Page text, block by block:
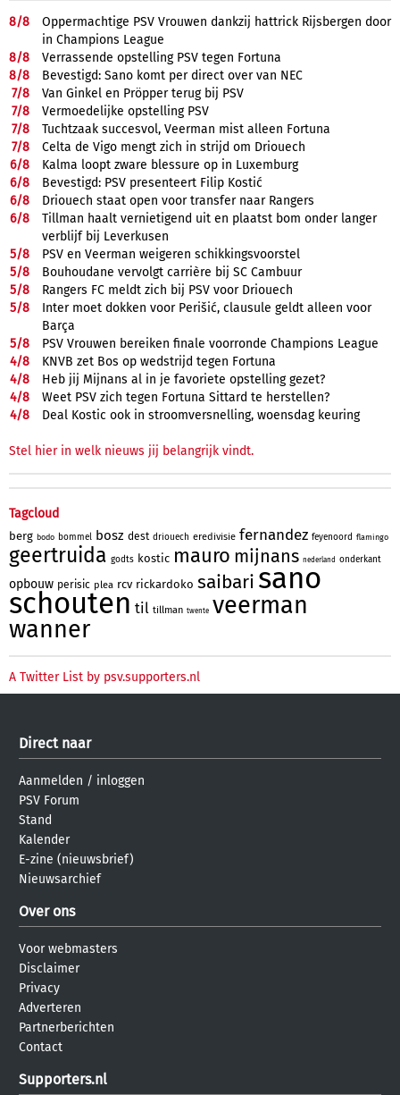
8/8
Oppermachtige PSV Vrouwen dankzij hattrick Rijsbergen door
in Champions League
8/8
Verrassende opstelling PSV tegen Fortuna
8/8
Bevestigd: Sano komt per direct over van NEC
7/8
Van Ginkel en Pröpper terug bij PSV
7/8
Vermoedelijke opstelling PSV
7/8
Tuchtzaak succesvol, Veerman mist alleen Fortuna
7/8
Celta de Vigo mengt zich in strijd om Driouech
6/8
Kalma loopt zware blessure op in Luxemburg
6/8
Bevestigd: PSV presenteert Filip Kostić
6/8
Driouech staat open voor transfer naar Rangers
6/8
Tillman haalt vernietigend uit en plaatst bom onder langer
verblijf bij Leverkusen
5/8
PSV en Veerman weigeren schikkingsvoorstel
5/8
Bouhoudane vervolgt carrière bij SC Cambuur
5/8
Rangers FC meldt zich bij PSV voor Driouech
5/8
Inter moet dokken voor Perišić, clausule geldt alleen voor
Barça
5/8
PSV Vrouwen bereiken finale voorronde Champions League
4/8
KNVB zet Bos op wedstrijd tegen Fortuna
4/8
Heb jij Mijnans al in je favoriete opstelling gezet?
4/8
Weet PSV zich tegen Fortuna Sittard te herstellen?
4/8 Deal Kostic ook in stroomversnelling, woensdag keuring
Stel hier in welk nieuws jij belangrijk vindt.
Tagcloud
berg bodo bommel bosz dest driouech eredivisie fernandez feyenoord flamingo
geertruida godts kostic mauro mijnans nederland onderkant
opbouw perisic plea rcv rickardoko saibari sano
schouten til tillman twente veerman
wanner
A Twitter List by psv.supporters.nl
Direct naar
Aanmelden / inloggen
PSV Forum
Stand
Kalender
E-zine (nieuwsbrief)
Nieuwsarchief
Over ons
Voor webmasters
Disclaimer
Privacy
Adverteren
Partnerberichten
Contact
Supporters.nl